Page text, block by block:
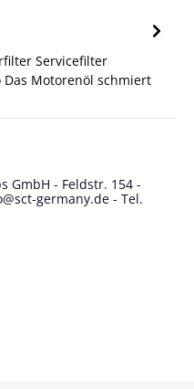
Servicefilter
Motorenöl schmiert
GmbH - Feldstr. 154 -
germany.de - Tel.